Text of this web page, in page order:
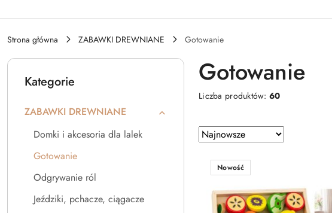
Strona główna ZABAWKI DREWNIANE Gotowanie
Kategorie
ZABAWKI DREWNIANE
Domki i akcesoria dla lalek
Gotowanie
Odgrywanie ról
Jeździki, pchacze, ciągacze
Gotowanie
Liczba produktów:60
Zastosowano
sortowanie:
Najnowsze.
Sortuj
według
Nowość